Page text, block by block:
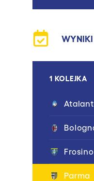
WYNIKI
1 KOLEJKA
Parma